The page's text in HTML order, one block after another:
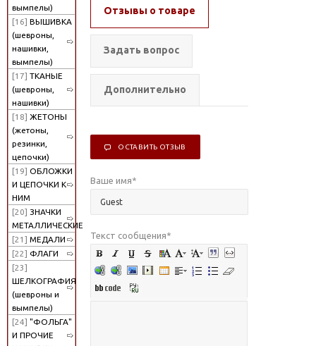
вымпелы)
[16] ВЫШИВКА
(шевроны,
нашивки,
вымпелы)
[17] ТКАНЫЕ
(шевроны,
нашивки)
[18] ЖЕТОНЫ
(жетоны,
резинки,
цепочки)
[19] ОБЛОЖКИ
И ЦЕПОЧКИ К
НИМ
[20] ЗНАЧКИ
МЕТАЛЛИЧЕСКИЕ
[21] МЕДАЛИ
[22] ФЛАГИ
[23]
ШЕЛКОГРАФИЯ
(шевроны и
вымпелы)
[24] "ФОЛЬГА"
И ПРОЧИЕ
Отзывы о товаре
Задать вопрос
Дополнительно
ОСТАВИТЬ ОТЗЫВ
Ваше имя*
Текст сообщения*